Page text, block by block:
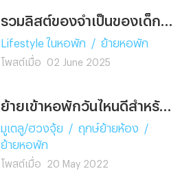
เลย
Lifestyle ในหอพัก / ย้ายหอพัก
โพสต์เมื่อ 02 June 2025
ย้ายเข้าหอพักวันไหนดีสำหรับสายมูเตลู
มูเตลู/ฮวงจุ้ย / ฤกษ์ย้ายห้อง
/
ย้ายหอพัก
โพสต์เมื่อ 20 May 2022